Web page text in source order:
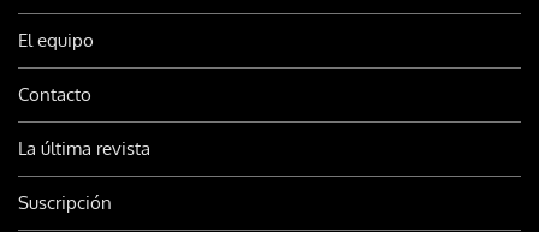
El equipo
Contacto
La última revista
Suscripción